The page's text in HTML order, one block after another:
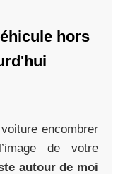
hors
encombrer
de votre
autour de moi